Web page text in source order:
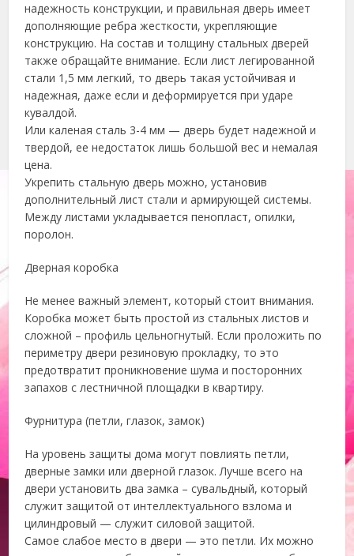
надежность конструкции, и правильная дверь имеет
дополняющие ребра жесткости, укрепляющие
конструкцию. На состав и толщину стальных дверей
также обращайте внимание. Если лист легированной
стали 1,5 мм легкий, то дверь такая устойчивая и
надежная, даже если и деформируется при ударе
кувалдой.
Или каленая сталь 3-4 мм — дверь будет надежной и
твердой, ее недостаток лишь большой вес и немалая
цена.
Укрепить стальную дверь можно, установив
дополнительный лист стали и армирующей системы.
Между листами укладывается пенопласт, опилки,
поролон.
Дверная коробка
Не менее важный элемент, который стоит внимания.
Коробка может быть простой из стальных листов и
сложной – профиль цельногнутый. Если проложить по
периметру двери резиновую прокладку, то это
предотвратит проникновение шума и посторонних
запахов с лестничной площадки в квартиру.
Фурнитура (петли, глазок, замок)
На уровень защиты дома могут повлиять петли,
дверные замки или дверной глазок. Лучше всего на
двери установить два замка – сувальдный, который
служит защитой от интеллектуального взлома и
цилиндровый — служит силовой защитой.
Самое слабое место в двери — это петли. Их можно